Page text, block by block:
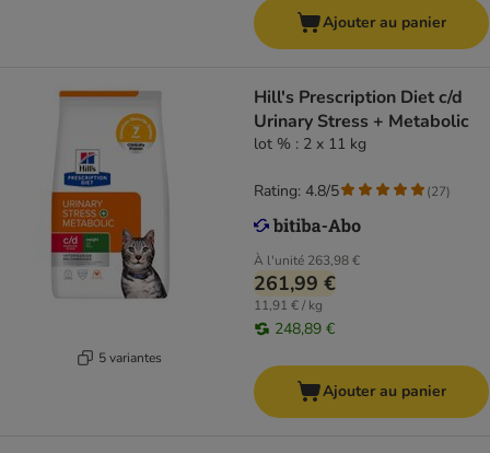
Ajouter au panier
5 variantes
Hill's Prescription Diet c/d
Urinary Stress + Metabolic
lot % : 2 x 11 kg
À l'unité 263,98 €
261,99 €
11,91 € / kg
248,89 €
Rating: 4.8/5 (27)
Ajouter au panier